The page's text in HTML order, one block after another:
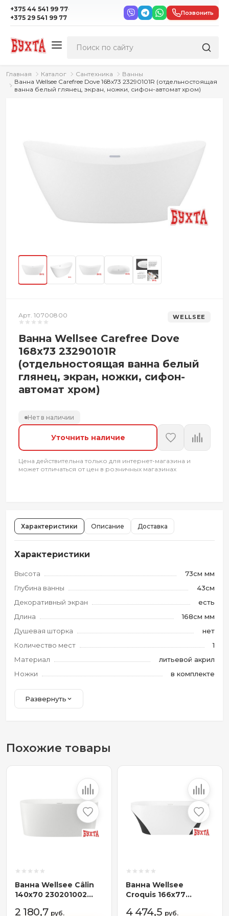
+375 44 541 99 77·
+375 29 541 99 77
Позвонить
Главная Каталог Сантехника
Ванны
Ванна Wellsee Carefree Dove 168x73 23290101R (отдельностоящая
ванна белый глянец, экран, ножки, сифон-автомат хром)
Арт. 10700800 WELLSEE
Ванна Wellsee Carefree Dove
168x73 23290101R
(отдельностоящая ванна белый
глянец, экран, ножки, сифон-
автомат хром)
Нет в наличии
Уточнить наличие
Цена действительна только для интернет-магазина и
может отличаться от цен в розничных магазинах
Характеристики Описание Доставка
Характеристики
Высота
73см мм
Глубина ванны
43см
Декоративный экран
есть
Длина
168см мм
Душевая шторка
нет
Количество мест
1
Материал
литьевой акрил
Ножки
в комплекте
Развернуть
Похожие товары
Ванна Wellsee Câlin
140x70 230201002
ванна белый глянец,
2 180,7 руб.
Ванна Wellsee
Croquis 166x77
(отдельностоящая
4 474,5 руб.